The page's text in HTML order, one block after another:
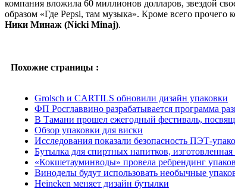
компания вложила 60 миллионов долларов, звездой
образом «Где Pepsi, там музыка». Кроме всего
Ники Минаж (Nicki Minaj).
Похожие страницы :
Grolsch и CARTILS обновили дизайн упаковки
ФП Росглаввино разрабатывается программа
В Тамани прошел ежегодный фестиваль,
Обзор упаковки для виски
Исследования показали безопасность ПЭТ-
Бутылка для спиртных напитков,
«Кокшетауминводы» провела ребрендинг
Виноделы будут использовать необычные
Heineken меняет дизайн бутылки